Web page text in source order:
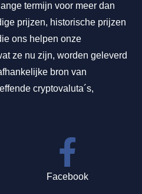
termijn voor meer dan
prijzen, historische prijzen
ons helpen onze
ze nu zijn, worden geleverd
bron van
cryptovaluta´s,
Facebook